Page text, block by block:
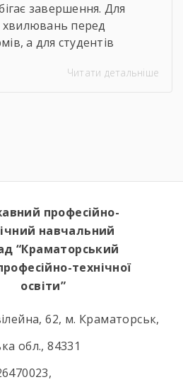
завершення. Для
хвилювань перед
а для студентів
своєї
свої знання та […]
Читати детальніше
професійно-
навчальний
“Краматорський
технічної
освіти”
62, м. Краматорськ,
обл., 84331